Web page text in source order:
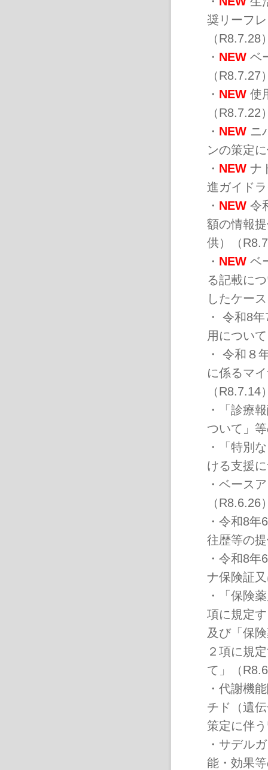
奨リーフ
（R8.7.28
・ NEW ベ
（R8.7.27
・ NEW 使
（R8.7.22
・ NEW ニ
ンの策定
・ NEW ナ
進ガイド
・ NEW 令
額の情報
供）（
・ NEW ベ
る記載に
したケー
・
令和8
用につい
・
令和８
に係るマ
（R8.7.14
・
「診療
ついて」
・
「特別
ける支援
・ ベース
（R8.6.26
・ 令和8年
往歴等の
・ 令和8年
ナ保険証
・
「保険
項に規定
及び「保
２項に規
て」（
・ 代謝機
チド（遺
策定に伴
・ サデル
能・効果